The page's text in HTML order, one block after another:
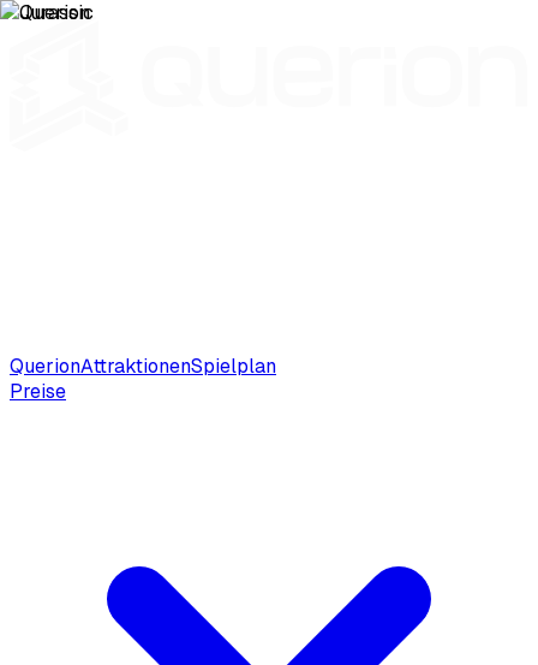
QuerionAttraktionenSpielplan
Preise